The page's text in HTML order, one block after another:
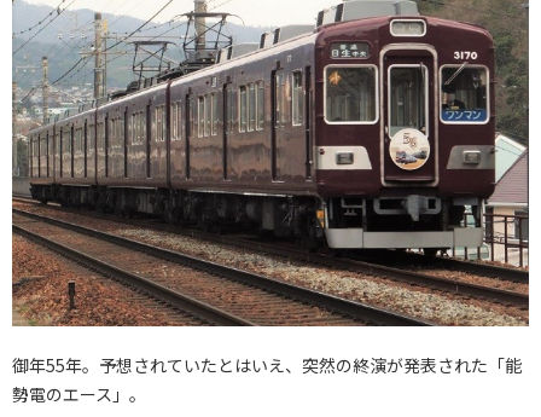
御年55年。予想されていたとはいえ、突然の終演が発表された「能
勢電のエース」。